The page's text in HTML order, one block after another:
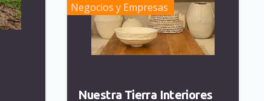
Negocios y Empresas
Nuestra Tierra Interiores